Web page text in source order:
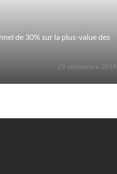
de 30% sur la plus-value des
29 septembre 2014